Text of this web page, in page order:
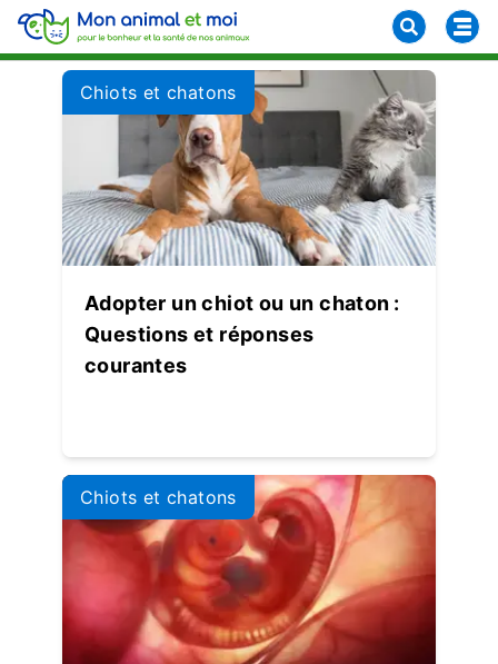
Chiots et chatons
Adopter un chiot ou un chaton :
Questions et réponses
courantes
Chiots et chatons